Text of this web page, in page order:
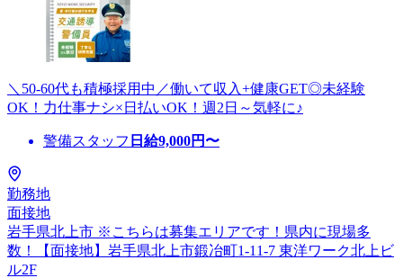
＼50-60代も積極採用中／働いて収入+健康GET◎未経験
OK！力仕事ナシ×日払いOK！週2日～気軽に♪
警備スタッフ 日給9,000円〜
勤務地
面接地
岩手県北上市 ※こちらは募集エリアです！県内に現場多
数！【面接地】岩手県北上市鍛冶町1-11-7 東洋ワーク北上ビ
ル2F